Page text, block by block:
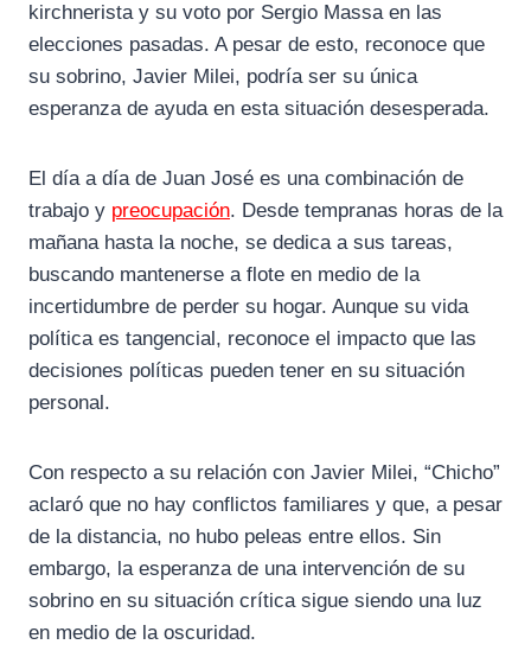
kirchnerista y su voto por Sergio Massa en las
elecciones pasadas. A pesar de esto, reconoce que
su sobrino, Javier Milei, podría ser su única
esperanza de ayuda en esta situación desesperada.
El día a día de Juan José es una combinación de
trabajo y preocupación. Desde tempranas horas de la
mañana hasta la noche, se dedica a sus tareas,
buscando mantenerse a flote en medio de la
incertidumbre de perder su hogar. Aunque su vida
política es tangencial, reconoce el impacto que las
decisiones políticas pueden tener en su situación
personal.
Con respecto a su relación con Javier Milei, “Chicho”
aclaró que no hay conflictos familiares y que, a pesar
de la distancia, no hubo peleas entre ellos. Sin
embargo, la esperanza de una intervención de su
sobrino en su situación crítica sigue siendo una luz
en medio de la oscuridad.